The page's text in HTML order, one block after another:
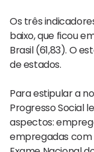
Os três
baixo, que ficou
Brasil (61,83). O
de estados.
Para estipular a
Progresso Social
aspectos:
empregadas com